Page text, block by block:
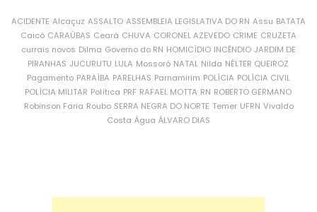
ACIDENTE Alcaçuz ASSALTO ASSEMBLEIA LEGISLATIVA DO RN Assu BATATA
Caicó CARAÚBAS Ceará CHUVA CORONEL AZEVEDO CRIME CRUZETA
currais novos Dilma Governo do RN HOMICÍDIO INCÊNDIO JARDIM DE
PIRANHAS JUCURUTU LULA Mossoró NATAL Nilda NÉLTER QUEIROZ
Pagamento PARAÍBA PARELHAS Parnamirim POLÍCIA POLÍCIA CIVIL
POLÍCIA MILITAR Política PRF RAFAEL MOTTA RN ROBERTO GERMANO
Robinson Faria Roubo SERRA NEGRA DO NORTE Temer UFRN Vivaldo
Costa Água ÁLVARO DIAS